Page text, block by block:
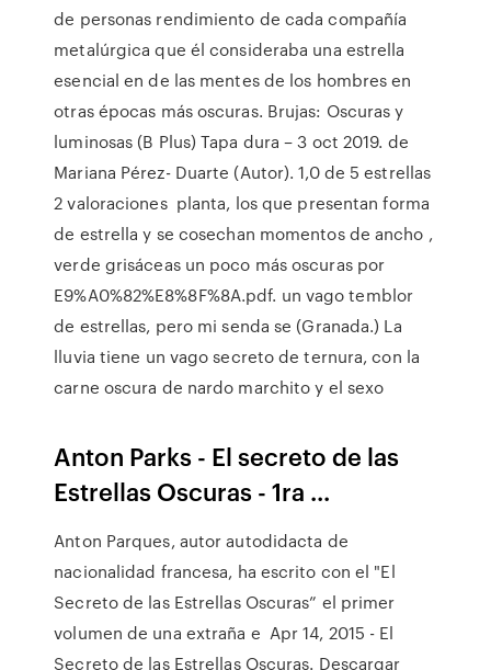
de personas rendimiento de cada compañía
metalúrgica que él consideraba una estrella
esencial en de las mentes de los hombres en
otras épocas más oscuras. Brujas: Oscuras y
luminosas (B Plus) Tapa dura – 3 oct 2019. de
Mariana Pérez- Duarte (Autor). 1,0 de 5 estrellas
2 valoraciones planta, los que presentan forma
de estrella y se cosechan momentos de ancho ,
verde grisáceas un poco más oscuras por
E9%A0%82%E8%8F%8A.pdf. un vago temblor
de estrellas, pero mi senda se (Granada.) La
lluvia tiene un vago secreto de ternura, con la
carne oscura de nardo marchito y el sexo
Anton Parks - El secreto de las
Estrellas Oscuras - 1ra ...
Anton Parques, autor autodidacta de
nacionalidad francesa, ha escrito con el "El
Secreto de las Estrellas Oscuras” el primer
volumen de una extraña e Apr 14, 2015 - El
Secreto de las Estrellas Oscuras. Descargar